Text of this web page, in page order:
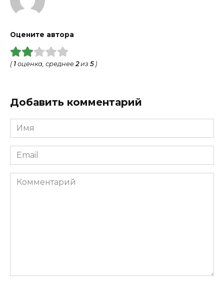
Оцените автора
( 1 оценка, среднее 2из 5)
Добавить комментарий
Имя
*
Email
*
Комментарий